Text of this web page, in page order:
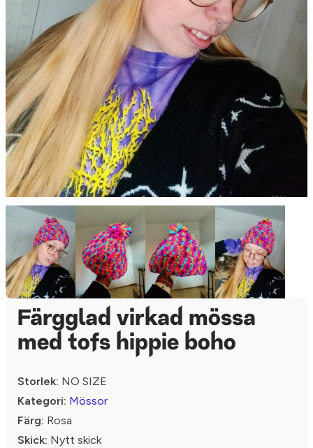
Färgglad virkad mössa
med tofs hippie boho
Storlek: NO SIZE
Kategori: Mössor
Färg: Rosa
Skick: Nytt skick